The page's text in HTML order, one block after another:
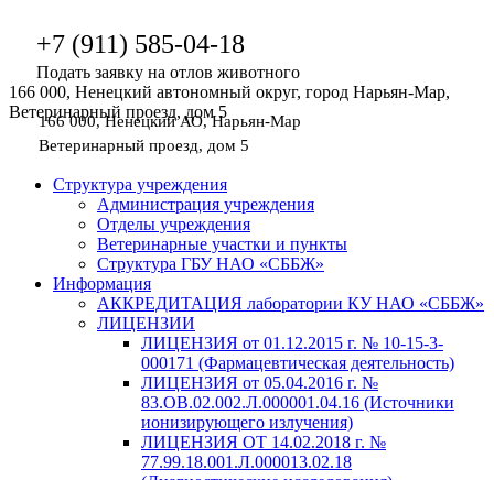
+7 (911) 585-04-18
Подать заявку на отлов животного
166 000, Ненецкий автономный округ, город Нарьян-Мар,
Ветеринарный проезд, дом 5
166 000, Ненецкий АО, Нарьян-Мар
Ветеринарный проезд, дом 5
Структура учреждения
Администрация учреждения
Отделы учреждения
Ветеринарные участки и пункты
Структура ГБУ НАО «СББЖ»
Информация
АККРЕДИТАЦИЯ лаборатории КУ НАО «СББЖ»
ЛИЦЕНЗИИ
ЛИЦЕНЗИЯ от 01.12.2015 г. № 10-15-3-
000171 (Фармацевтическая деятельность)
ЛИЦЕНЗИЯ от 05.04.2016 г. №
83.ОВ.02.002.Л.000001.04.16 (Источники
ионизирующего излучения)
ЛИЦЕНЗИЯ ОТ 14.02.2018 г. №
77.99.18.001.Л.000013.02.18